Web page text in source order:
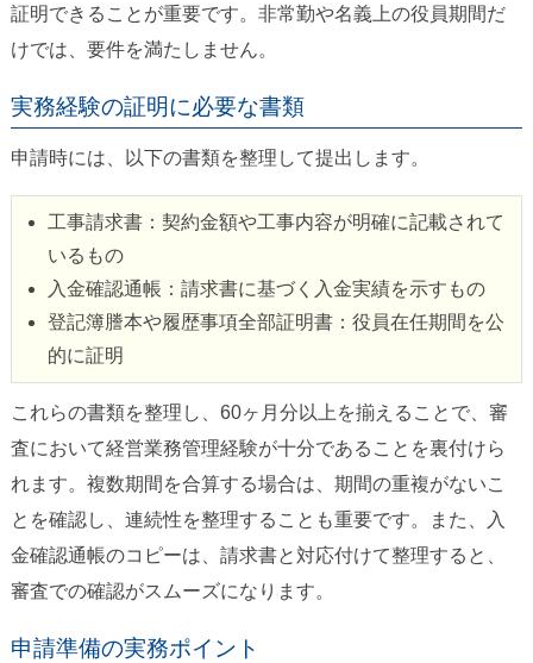
証明できることが重要です。非常勤や名義上の役員期間だ
けでは、要件を満たしません。
実務経験の証明に必要な書類
申請時には、以下の書類を整理して提出します。
工事請求書：契約金額や工事内容が明確に記載されて
いるもの
入金確認通帳：請求書に基づく入金実績を示すもの
登記簿謄本や履歴事項全部証明書：役員在任期間を公
的に証明
これらの書類を整理し、60ヶ月分以上を揃えることで、審
査において経営業務管理経験が十分であることを裏付けら
れます。複数期間を合算する場合は、期間の重複がないこ
とを確認し、連続性を整理することも重要です。また、入
金確認通帳のコピーは、請求書と対応付けて整理すると、
審査での確認がスムーズになります。
申請準備の実務ポイント